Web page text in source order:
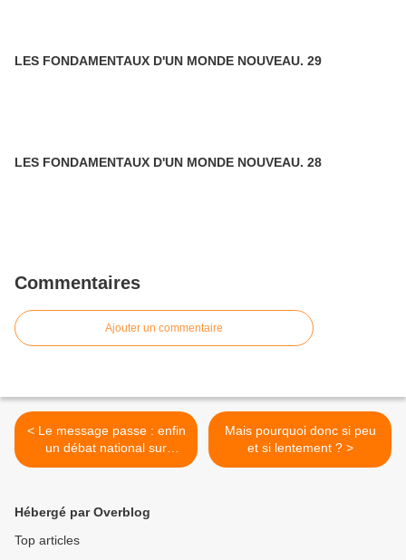
LES FONDAMENTAUX D'UN MONDE NOUVEAU. 29
LES FONDAMENTAUX D'UN MONDE NOUVEAU. 28
Commentaires
Ajouter un commentaire
< Le message passe : enfin
un débat national sur
l’agriculture !
Mais pourquoi donc si peu
et si lentement ? >
Hébergé par Overblog
Top articles